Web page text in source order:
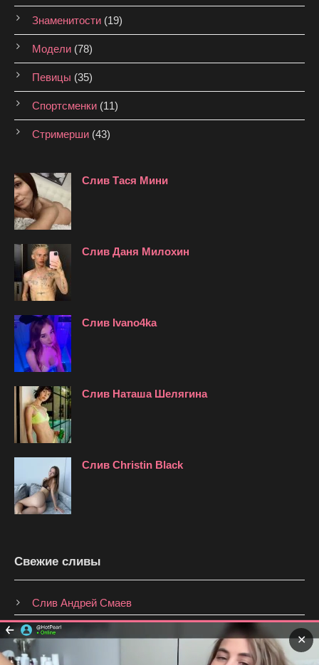
Знаменитости (19)
Модели (78)
Певицы (35)
Спортсменки (11)
Стримерши (43)
Слив Тася Мини
Слив Даня Милохин
Слив Ivano4ka
Слив Наташа Шелягина
Слив Christin Black
Свежие сливы
Слив Андрей Смаев
Слив Анастасия Брагина
Слив Shmakovajojo
✕